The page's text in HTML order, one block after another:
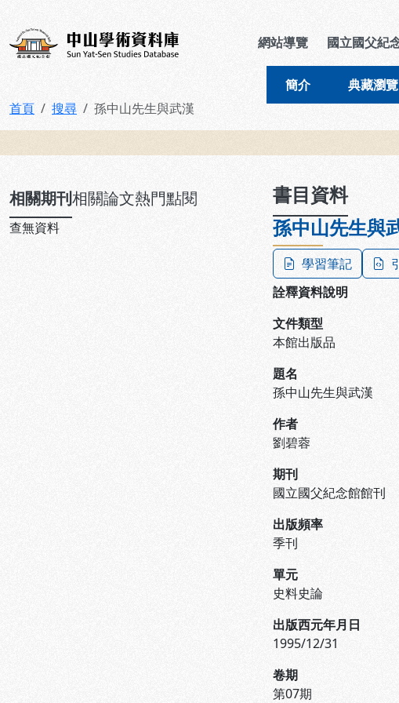
中山學術資料庫 網站導覽 國立國父紀
簡介 典藏瀏覽
首頁 搜尋 孫中山先生與武漢
相關期刊相關論文熱門點閱
查無資料
書目資料
孫中山先生與
學習筆記
詮釋資料說明
文件類型
本館出版品
題名
孫中山先生與武漢
作者
劉碧蓉
期刊
國立國父紀念館館刊
出版頻率
季刊
單元
史料史論
出版西元年月日
1995/12/31
卷期
第07期